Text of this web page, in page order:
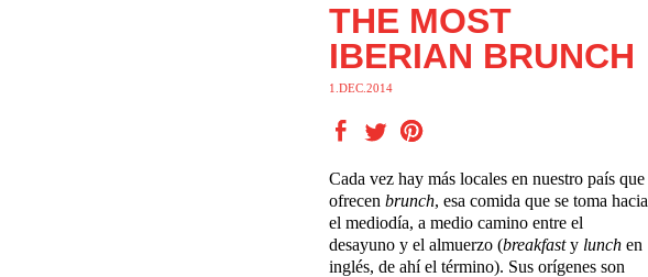
THE MOST
IBERIAN BRUNCH
1.DEC.2014
Cada vez hay más locales en nuestro país que
ofrecenbrunch, esa comida que se toma hacia
el mediodía, a medio camino entre el
desayuno y el almuerzo (breakfasty lunch en
inglés, de ahí el término). Sus orígenes son